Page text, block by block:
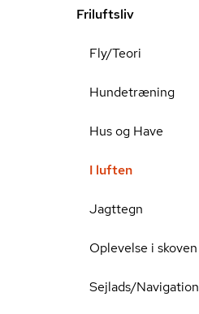
Friluftsliv
Fly/Teori
Hundetræning
Hus og Have
I luften
Jagttegn
Oplevelse i skoven
Sejlads/Navigation